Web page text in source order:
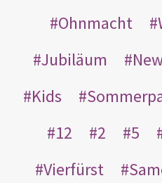
Ohnmacht
Jubiläum
Kids
12
2 5
Vierfürst